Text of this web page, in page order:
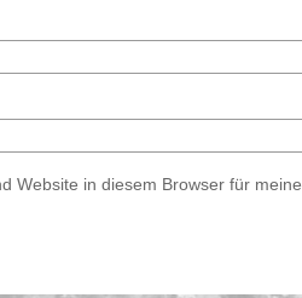
Website in diesem Browser für